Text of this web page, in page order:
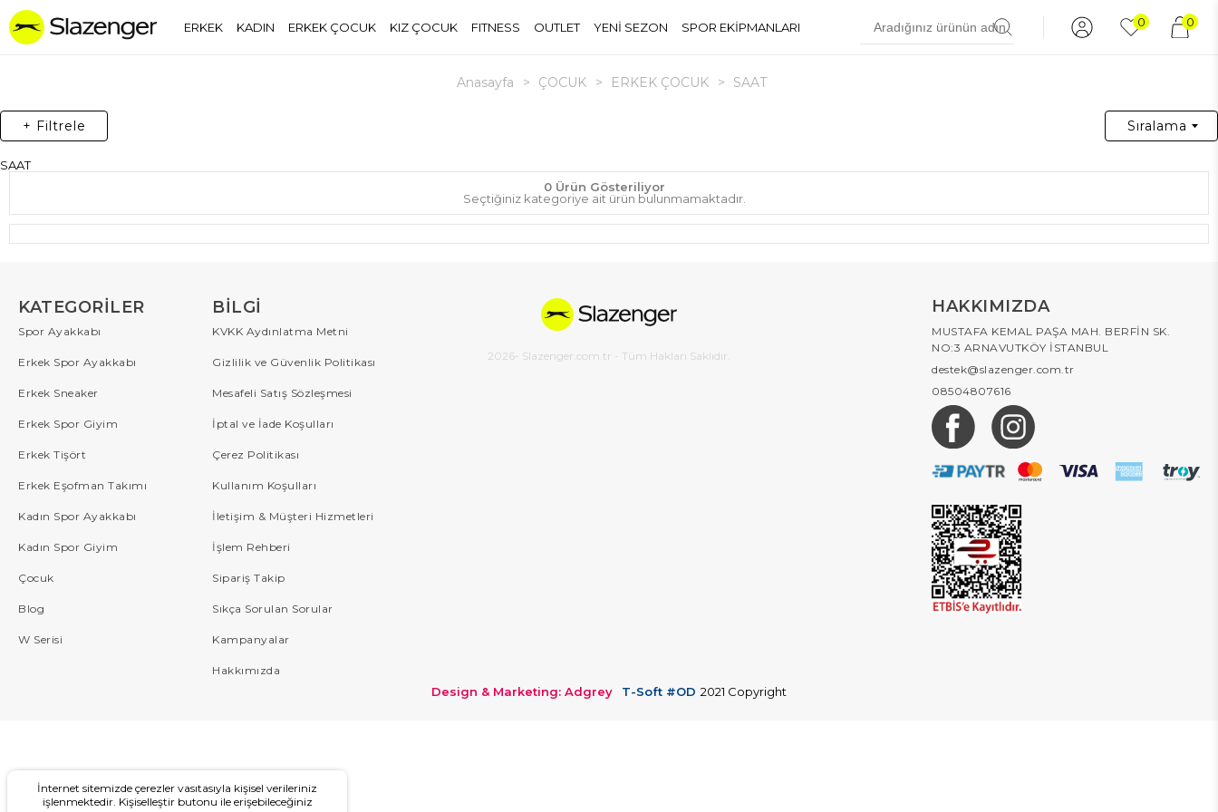
ERKEK KADIN ERKEK ÇOCUK KIZ ÇOCUK FITNESS OUTLET YENİ SEZON SPOR EKİPMANLARI 0 0
Anasayfa > ÇOCUK > ERKEK ÇOCUK > SAAT
+ Filtrele Sıralama
SAAT
0 Ürün Gösteriliyor
Seçtiğiniz kategoriye ait ürün bulunmamaktadır.
KATEGORILER
Spor Ayakkabı
Erkek Spor Ayakkabı
Erkek Sneaker
Erkek Spor Giyim
Erkek Tişört
Erkek Eşofman Takımı
Kadın Spor Ayakkabı
Kadın Spor Giyim
Çocuk
Blog
W Serisi
BILGI
KVKK Aydınlatma Metni
Gizlilik ve Güvenlik Politikası
Mesafeli Satış Sözleşmesi
İptal ve İade Koşulları
Çerez Politikası
Kullanım Koşulları
İletişim & Müşteri Hizmetleri
İşlem Rehberi
Sipariş Takip
Sıkça Sorulan Sorular
Kampanyalar
Hakkımızda
2026- Slazenger.com.tr - Tüm Hakları Saklıdır.
HAKKIMIZDA
MUSTAFA KEMAL PAŞA MAH. BERFİN SK.
NO:3 ARNAVUTKÖY İSTANBUL
destek@slazenger.com.tr
08504807616
Design & Marketing: Adgrey T-Soft #OD 2021 Copyright
İnternet sitemizde çerezler vasıtasıyla kişisel verileriniz
işlenmektedir. Kişiselleştir butonu ile erişebileceğiniz